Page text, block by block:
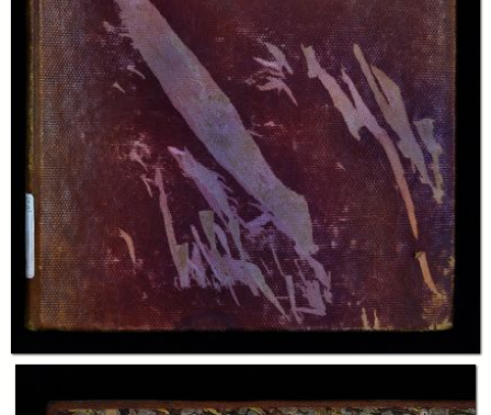
Policy Collections Providers Exhibitions
Search Term